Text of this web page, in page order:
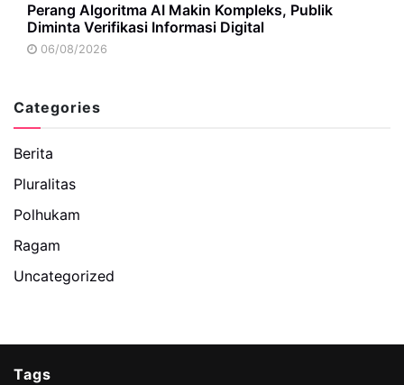
Perang Algoritma AI Makin Kompleks, Publik
Diminta Verifikasi Informasi Digital
06/08/2026
Categories
Berita
Pluralitas
Polhukam
Ragam
Uncategorized
Tags